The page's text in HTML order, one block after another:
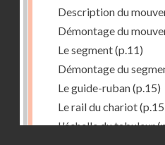
Description du
Démontage du
Le segment(p.11)
Démontage du
Le guide-ruban(p.15)
Le rail du chariot
L'échelle du tabuleur